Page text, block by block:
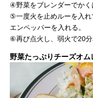
④野菜をブレンダーでかく
⑤一度火を止めルーを入れ
エンペッパーを入れる。
⑥再び点火し、弱火で20分
野菜たっぷりチーズオム